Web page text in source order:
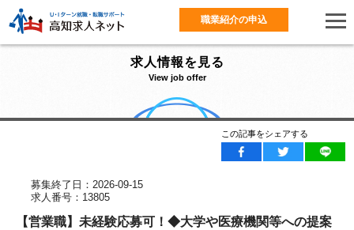
職業紹介の申込
求人情報を見る
View job offer
この記事をシェアする
募集終了日：2026-09-15
求人番号：13805
【営業職】未経験応募可！◆大学や医療機関等への提案